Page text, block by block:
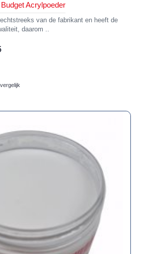
Acrylpoeder
van de fabrikant en heeft de
daarom ..